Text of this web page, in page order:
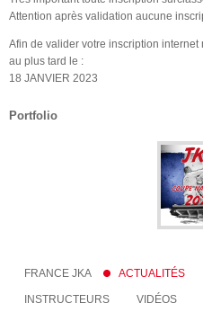
Attention après validation aucune
Afin de valider votre inscription
au plus tard le :
18 JANVIER 2023
Portfolio
FRANCE JKA ACTUALITÉS
INSTRUCTEURS VIDÉOS